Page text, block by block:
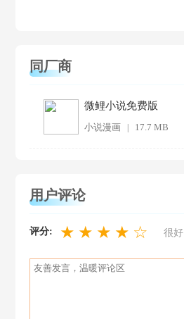
同厂商
微鲤小说免费版
小说漫画 | 17.7 MB
用户评论
评分: ★ ★ ★ ★ ☆ 很好